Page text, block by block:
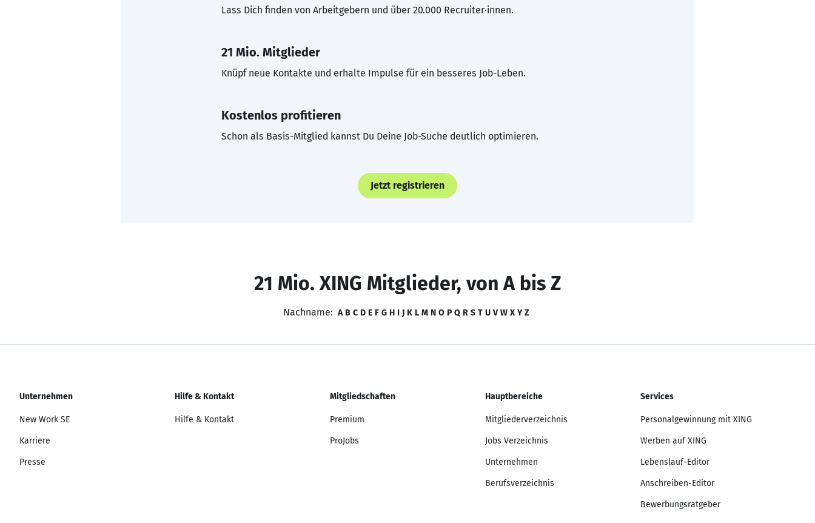
Lass Dich finden von Arbeitgebern und über 20.000 Recruiter·innen.
21 Mio. Mitglieder
Knüpf neue Kontakte und erhalte Impulse für ein besseres Job-Leben.
Kostenlos profitieren
Schon als Basis-Mitglied kannst Du Deine Job-Suche deutlich optimieren.
Jetzt registrieren
21 Mio. XING Mitglieder, von A bis Z
Nachname: A B C D E F G H I J K L M N O P Q R S T U V W X Y Z
Unternehmen
New Work SE
Karriere
Presse
Hilfe & Kontakt
Hilfe & Kontakt
Mitgliedschaften
Premium
ProJobs
Hauptbereiche
Mitgliederverzeichnis
Jobs Verzeichnis
Unternehmen
Berufsverzeichnis
Services
Personalgewinnung mit XING
Werben auf XING
Lebenslauf-Editor
Anschreiben-Editor
Bewerbungsratgeber